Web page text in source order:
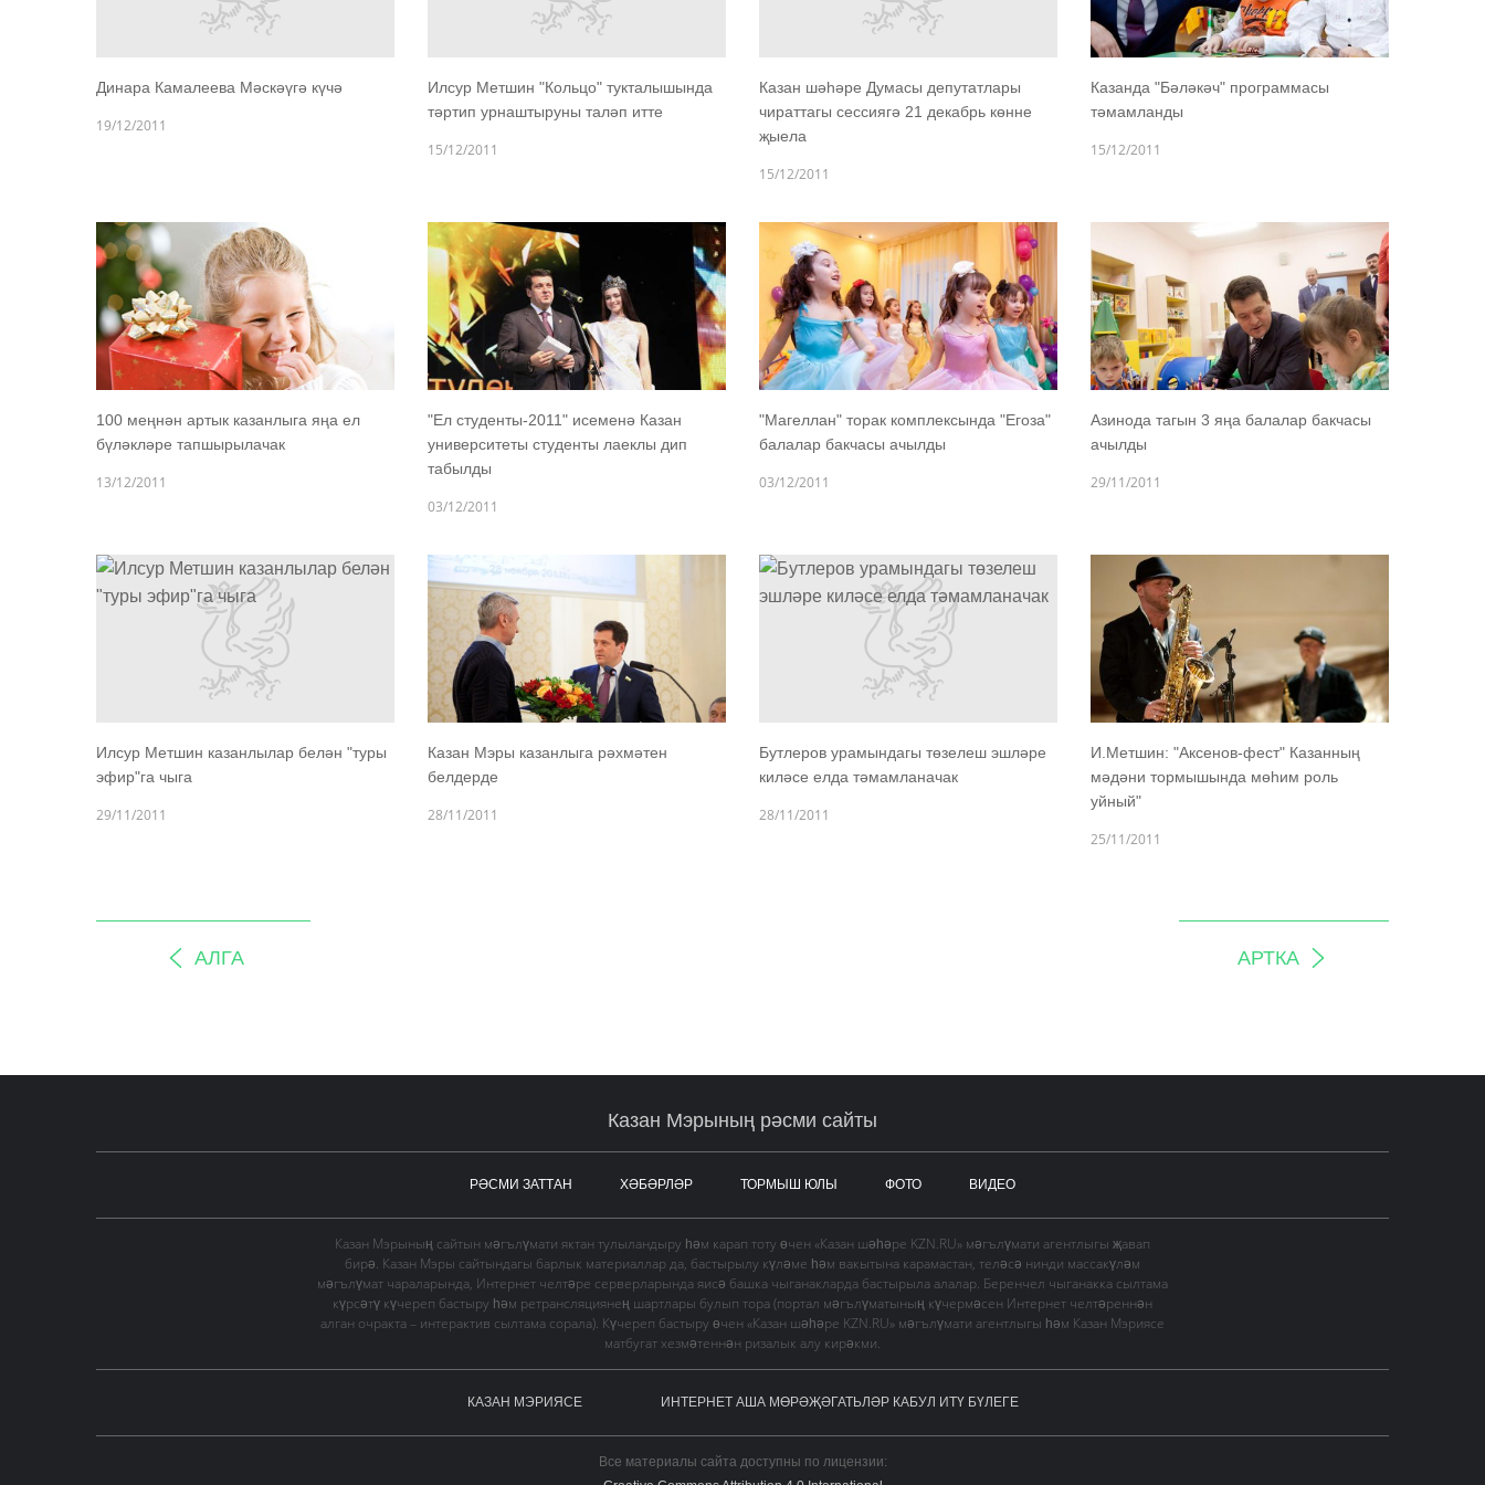
Динара Камалеева Мәскәүгә күчә
19/12/2011
Илсур Метшин "Кольцо" тукталышында
тәртип урнаштыруны таләп итте
15/12/2011
Казан шәһәре Думасы депутатлары
чираттагы сессиягә 21 декабрь көнне
җыела
15/12/2011
Казанда "Бәләкәч" программасы
тәмамланды
15/12/2011
100 меңнән артык казанлыга яңа ел
бүләкләре тапшырылачак
13/12/2011
"Ел студенты-2011" исеменә Казан
университеты студенты лаеклы дип
табылды
03/12/2011
"Магеллан" торак комплексында "Егоза"
балалар бакчасы ачылды
03/12/2011
Азинода тагын 3 яңа балалар бакчасы
ачылды
29/11/2011
Илсур Метшин казанлылар белән "туры
эфир"га чыга
29/11/2011
Казан Мэры казанлыга рәхмәтен
белдерде
28/11/2011
Бутлеров урамындагы төзелеш эшләре
киләсе елда тәмамланачак
28/11/2011
И.Метшин: "Аксенов-фест" Казанның
мәдәни тормышында мөһим роль
уйный"
25/11/2011
АЛГА АРТКА
Казан Мэрының рәсми сайты
РӘСМИ ЗАТТАН ХӘБӘРЛӘР ТОРМЫШ ЮЛЫ ФОТО ВИДЕО
Казан Мэрының сайтын мәгълүмати яктан тулыландыру һәм карап тоту өчен «Казан шәһәре KZN.RU» мәгълүмати агентлыгы җавап
бирә. Казан Мэры сайтындагы барлык материаллар да, бастырылу күләме һәм вакытына карамастан, теләсә нинди массакүләм
мәгълүмат чараларында, Интернет челтәре серверларында яисә башка чыганакларда бастырыла алалар. Беренчел чыганакка сылтама
күрсәтү күчереп бастыру һәм ретрансляциянең шартлары булып тора (портал мәгълүматының күчермәсен Интернет челтәреннән
алган очракта – интерактив сылтама сорала). Күчереп бастыру өчен «Казан шәһәре KZN.RU» мәгълүмати агентлыгы һәм Казан Мэриясе
матбугат хезмәтеннән ризалык алу кирәкми.
КАЗАН МЭРИЯСЕ ИНТЕРНЕТ АША МӨРӘҖӘГАТЬЛӘР КАБУЛ ИТҮ БҮЛЕГЕ
Все материалы сайта доступны по лицензии: